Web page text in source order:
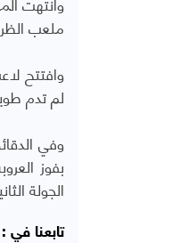
ملعب
وافتتح
لم تدم
وفي
الجولة
تابعنا في :